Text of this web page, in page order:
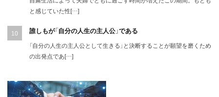
と感じていた性[…]
誰しもが「自分の人生の主人公」である
「自分の人生の主人公として生きる」と決断することが願望を磨くため
の出発点であ[…]